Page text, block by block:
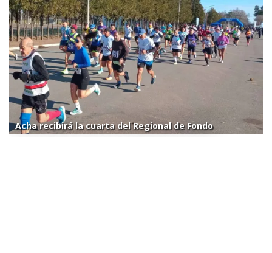
Acha recibirá la cuarta del Regional de Fondo